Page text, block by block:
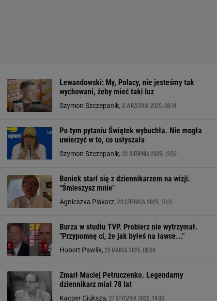
Lewandowski: My, Polacy, nie jesteśmy tak
wychowani, żeby mieć taki luz
Szymon Szczepanik, 8 WRZEŚNIA 2025, 08:14
Po tym pytaniu Świątek wybuchła. Nie mogła
uwierzyć w to, co usłyszała
Szymon Szczepanik, 29 SIERPNIA 2025, 12:52
Boniek starł się z dziennikarzem na wizji.
"Śmieszysz mnie"
Agnieszka Piskorz, 29 CZERWCA 2025, 17:19
Burza w studiu TVP. Probierz nie wytrzymał.
"Przypomnę ci, że jak byłeś na ławce..."
Hubert Pawlik, 25 MARCA 2025, 08:38
Zmarł Maciej Petruczenko. Legendarny
dziennikarz miał 78 lat
Kacper Ciuksza, 27 STYCZNIA 2025, 14:06